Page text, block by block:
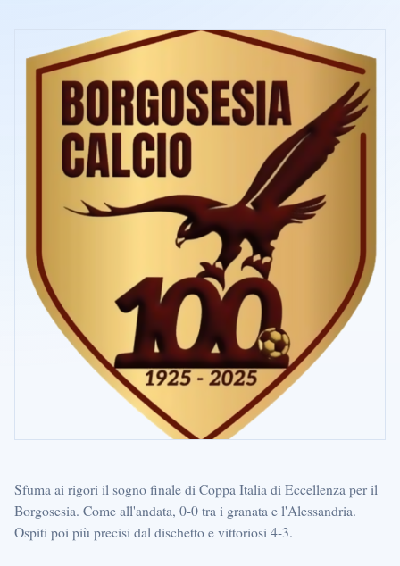
Sfuma ai rigori il sogno finale di Coppa Italia di Eccellenza per il
Borgosesia. Come all'andata, 0-0 tra i granata e l'Alessandria.
Ospiti poi più precisi dal dischetto e vittoriosi 4-3.